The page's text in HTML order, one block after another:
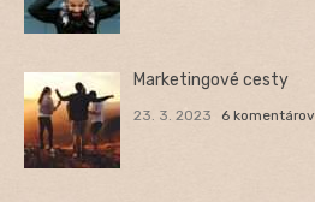
Marketingové cesty
23. 3. 2023 6 komentárov